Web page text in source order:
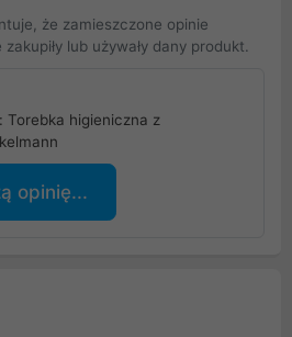
że zamieszczone opinie
lub używały dany produkt.
Torebka higieniczna z
opinię...